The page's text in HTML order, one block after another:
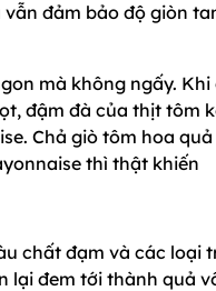
đảm bảo độ giòn
mà không ngấy. Khi
đậm đà của thịt tôm
Chả giò tôm hoa quả
thì thật khiến
chất đạm và các loại
lại đem tới thành quả